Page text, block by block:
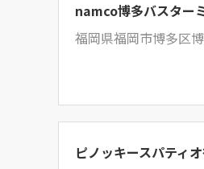
namco博多バスター
福岡県福岡市博多区
ピノッキースパティ